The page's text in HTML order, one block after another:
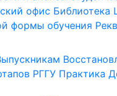
офис Библиотека
формы обучения
РГГУ Практика